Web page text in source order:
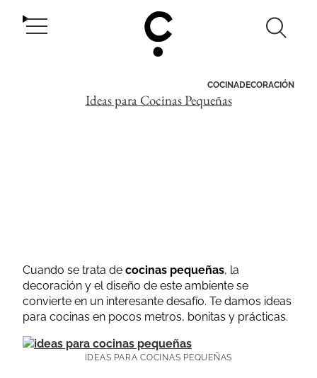
contenido
MENÚ
CasaOriginal.com Búsqueda
COCINADECORACIÓN
Ideas para Cocinas Pequeñas
Cuando se trata de cocinas pequeñas, la
decoración y el diseño de este ambiente se
convierte en un interesante desafío. Te damos ideas
para cocinas en pocos metros, bonitas y prácticas.
IDEAS PARA COCINAS PEQUEÑAS